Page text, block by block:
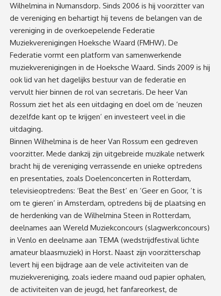
Wilhelmina in Numansdorp. Sinds 2006 is hij voorzitter van
de vereniging en behartigt hij tevens de belangen van de
vereniging in de overkoepelende Federatie
Muziekverenigingen Hoeksche Waard (FMHW). De
Federatie vormt een platform van samenwerkende
muziekverenigingen in de Hoeksche Waard. Sinds 2009 is hij
ook lid van het dagelijks bestuur van de federatie en
vervult hier binnen de rol van secretaris. De heer Van
Rossum ziet het als een uitdaging en doel om de ‘neuzen
dezelfde kant op te krijgen’ en investeert veel in die
uitdaging.
Binnen Wilhelmina is de heer Van Rossum een gedreven
voorzitter. Mede dankzij zijn uitgebreide muzikale netwerk
bracht hij de vereniging verrassende en unieke optredens
en presentaties, zoals Doelenconcerten in Rotterdam,
televisieoptredens: ‘Beat the Best’ en ‘Geer en Goor, ’t is
om te gieren’ in Amsterdam, optredens bij de plaatsing en
de herdenking van de Wilhelmina Steen in Rotterdam,
deelnames aan Wereld Muziekconcours (slagwerkconcours)
in Venlo en deelname aan TEMA (wedstrijdfestival lichte
amateur blaasmuziek) in Horst. Naast zijn voorzitterschap
levert hij een bijdrage aan de vele activiteiten van de
muziekvereniging, zoals iedere maand oud papier ophalen,
de activiteiten van de jeugd, het fanfareorkest, de